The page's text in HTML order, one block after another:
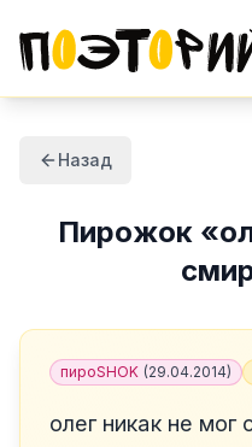
Назад
Пирожок «
пироSHOK (29.04.2014)
олег никак не мог